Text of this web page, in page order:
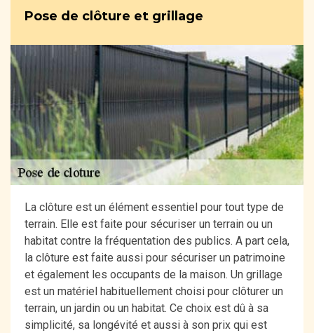
Pose de clôture et grillage
La clôture est un élément essentiel pour tout type de
terrain. Elle est faite pour sécuriser un terrain ou un
habitat contre la fréquentation des publics. A part cela,
la clôture est faite aussi pour sécuriser un patrimoine
et également les occupants de la maison. Un grillage
est un matériel habituellement choisi pour clôturer un
terrain, un jardin ou un habitat. Ce choix est dû à sa
simplicité, sa longévité et aussi à son prix qui est